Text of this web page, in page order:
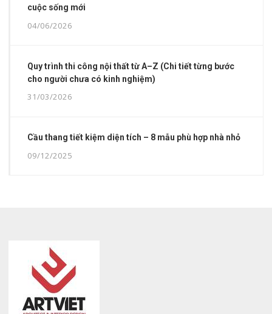
cuộc sống mới
04/06/2026
Quy trình thi công nội thất từ A–Z (Chi tiết từng bước
cho người chưa có kinh nghiệm)
31/03/2026
Cầu thang tiết kiệm diện tích – 8 mẫu phù hợp nhà nhỏ
09/12/2025